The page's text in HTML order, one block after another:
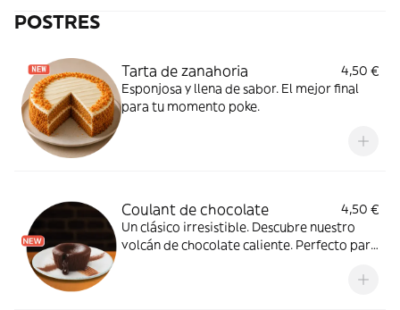
POSTRES
Tarta de zanahoria
4,50 €
Esponjosa y llena de sabor. El mejor final
para tu momento poke.
Coulant de chocolate
4,50 €
Un clásico irresistible. Descubre nuestro
volcán de chocolate caliente. Perfecto para